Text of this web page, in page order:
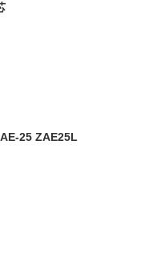
25 ZAE25L